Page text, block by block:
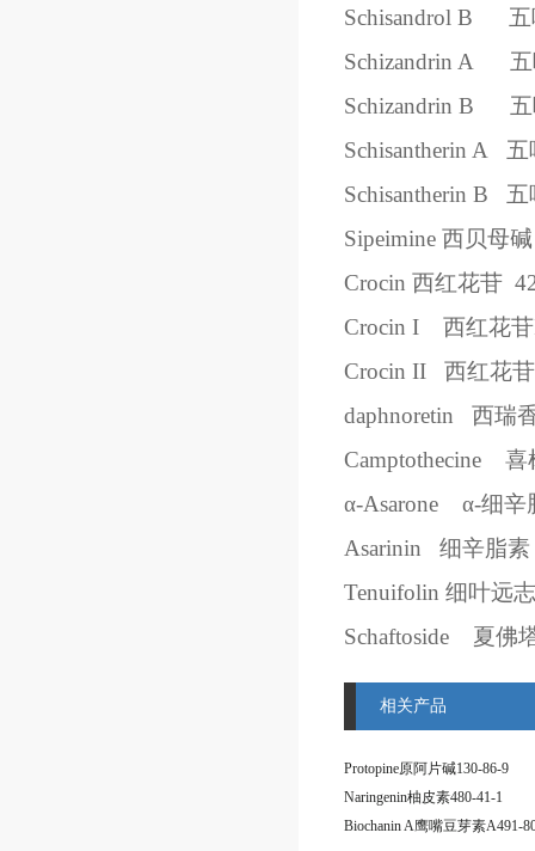
Schisandrol B
Schizandrin A
Schizandrin B
Schisantherin A
五
Schisantherin B
五
Sipeimine 西贝母碱
Crocin 西红花苷
Crocin I
西红花苷
Crocin II
西红花苷
daphnoretin
西瑞
Camptothecine
喜
α-Asarone α-细辛
Asarinin
细辛脂素
Tenuifolin 细叶远
Schaftoside
夏佛
相关产品
Protopine原阿片碱130-86-9
Naringenin柚皮素480-41-1
Biochanin A鹰嘴豆芽素A491-